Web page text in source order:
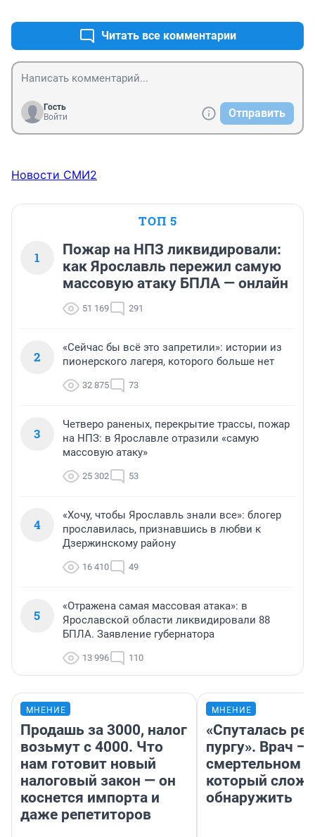
Читать все комментарии
Гость
Войти
Отправить
Новости СМИ2
ТОП 5
1
Пожар на НПЗ ликвидировали:
как Ярославль пережил самую
массовую атаку БПЛА — онлайн
51 169 291
2
«Сейчас бы всё это запретили»: истории из
пионерского лагеря, которого больше нет
32 875 73
3
Четверо раненых, перекрытие трассы, пожар
на НПЗ: в Ярославле отразили «самую
массовую атаку»
25 302 53
4
«Хочу, чтобы Ярославль знали все»: блогер
прославилась, признавшись в любви к
Дзержинскому району
16 410 49
5
«Отражена самая массовая атака»: в
Ярославской области ликвидировали 88
БПЛА. Заявление губернатора
13 996 110
МНЕНИЕ
Продашь за 3000, налог
возьмут с 4000. Что
нам готовит новый
налоговый закон — он
коснется импорта и
даже репетиторов
МНЕНИЕ
«Спуталась
пургу». Врач —
смертельном
который
обнаружить